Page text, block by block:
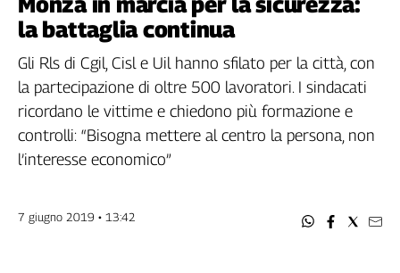
Filcams
Filctem
Fillea
Filt
Fiom
Flai
Nidil
la battaglia continua
Gli Rls di Cgil, Cisl e Uil hanno sfilato per la città, con
la partecipazione di oltre 500 lavoratori. I sindacati
ricordano le vittime e chiedono più formazione e
controlli: “Bisogna mettere al centro la persona, non
l’interesse economico”
7 giugno 2019 • 13:42